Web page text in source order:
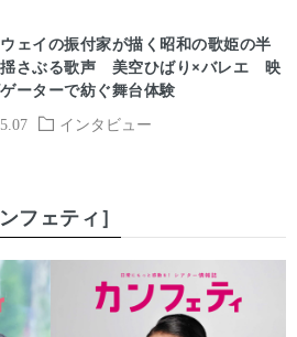
インタビュー
ェイの振付家が描く昭和の歌姫の半
さぶる歌声 美空ひばり×バレエ 映
ーターで紡ぐ舞台体験
フェティ］